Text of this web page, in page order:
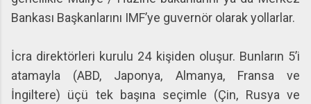
Bankası Başkanlarını IMF’ye guvernör olarak yollarlar.
İcra direktörleri kurulu 24 kişiden oluşur. Bunların 5’i
atamayla (ABD, Japonya, Almanya, Fransa ve
İngiltere) üçü tek başına seçimle (Çin, Rusya ve